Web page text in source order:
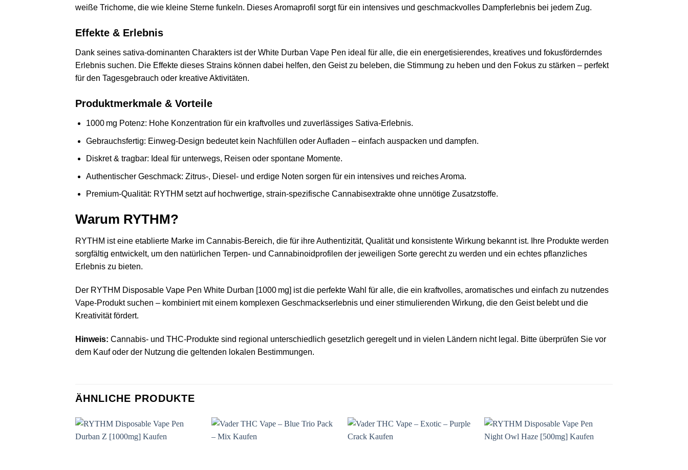
weiße Trichome, die wie kleine Sterne funkeln. Dieses Aromaprofil sorgt für ein intensives und geschmackvolles Dampferlebnis bei jedem Zug.
Effekte & Erlebnis
Dank seines sativa‑dominanten Charakters ist der White Durban Vape Pen ideal für alle, die ein energetisierendes, kreatives und fokusförderndes
Erlebnis suchen. Die Effekte dieses Strains können dabei helfen, den Geist zu beleben, die Stimmung zu heben und den Fokus zu stärken – perfekt
für den Tagesgebrauch oder kreative Aktivitäten.
Produktmerkmale & Vorteile
1000 mg Potenz: Hohe Konzentration für ein kraftvolles und zuverlässiges Sativa‑Erlebnis.
Gebrauchsfertig: Einweg‑Design bedeutet kein Nachfüllen oder Aufladen – einfach auspacken und dampfen.
Diskret & tragbar: Ideal für unterwegs, Reisen oder spontane Momente.
Authentischer Geschmack: Zitrus‑, Diesel‑ und erdige Noten sorgen für ein intensives und reiches Aroma.
Premium‑Qualität: RYTHM setzt auf hochwertige, strain‑spezifische Cannabisextrakte ohne unnötige Zusatzstoffe.
Warum RYTHM?
RYTHM ist eine etablierte Marke im Cannabis‑Bereich, die für ihre Authentizität, Qualität und konsistente Wirkung bekannt ist. Ihre Produkte werden
sorgfältig entwickelt, um den natürlichen Terpen‑ und Cannabinoidprofilen der jeweiligen Sorte gerecht zu werden und ein echtes pflanzliches
Erlebnis zu bieten.
Der RYTHM Disposable Vape Pen White Durban [1000 mg] ist die perfekte Wahl für alle, die ein kraftvolles, aromatisches und einfach zu nutzendes
Vape‑Produkt suchen – kombiniert mit einem komplexen Geschmackserlebnis und einer stimulierenden Wirkung, die den Geist belebt und die
Kreativität fördert.
Hinweis: Cannabis‑ und THC‑Produkte sind regional unterschiedlich gesetzlich geregelt und in vielen Ländern nicht legal. Bitte überprüfen Sie vor
dem Kauf oder der Nutzung die geltenden lokalen Bestimmungen.
ÄHNLICHE PRODUKTE